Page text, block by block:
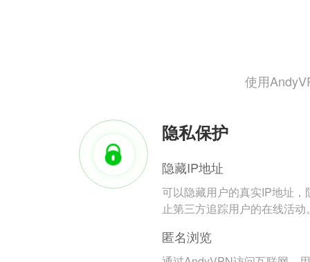
使用
隐私保护
隐藏IP地址
可以隐藏用户的真实IP地址，
止第三方追踪用户的在线活动。
匿名浏览